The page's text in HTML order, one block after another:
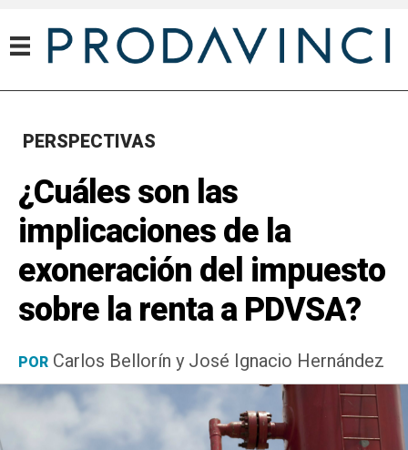
PERSPECTIVAS
¿Cuáles son las
implicaciones de la
exoneración del impuesto
sobre la renta a PDVSA?
POR Carlos Bellorín y José Ignacio Hernández